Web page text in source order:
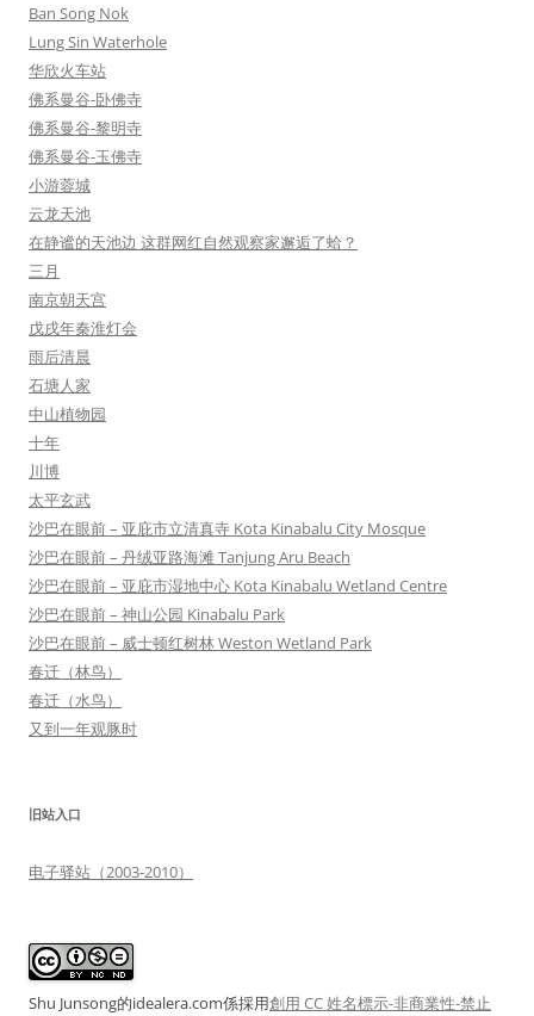
Ban Song Nok
Lung Sin Waterhole
华欣火车站
佛系曼谷-卧佛寺
佛系曼谷-黎明寺
佛系曼谷-玉佛寺
小游蓉城
云龙天池
在静谧的天池边 这群网红自然观察家邂逅了蛤？
三月
南京朝天宫
戊戌年秦淮灯会
雨后清晨
石塘人家
中山植物园
十年
川博
太平玄武
沙巴在眼前 – 亚庇市立清真寺 Kota Kinabalu City Mosque
沙巴在眼前 – 丹绒亚路海滩 Tanjung Aru Beach
沙巴在眼前 – 亚庇市湿地中心 Kota Kinabalu Wetland Centre
沙巴在眼前 – 神山公园 Kinabalu Park
沙巴在眼前 – 威士顿红树林 Weston Wetland Park
春迁（林鸟）
春迁（水鸟）
又到一年观豚时
旧站入口
电子驿站（2003-2010）
Shu Junsong的idealera.com係採用創用 CC 姓名標示-非商業性-禁止